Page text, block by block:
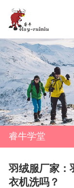
睿牛学堂
羽绒服厂家：
衣机洗吗？